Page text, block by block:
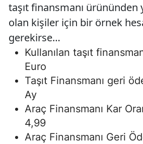
taşıt finansmanı ürününden
olan kişiler için bir örnek
gerekirse…
Kullanılan taşıt
Euro
Taşıt Finansmanı geri
Ay
Araç Finansmanı Kar
4,99
Araç Finansmanı Geri